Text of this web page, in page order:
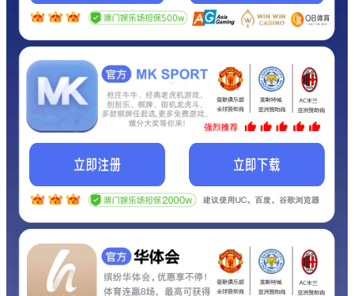
Hey Guys!
我们即将上线啦...
我们的网站正在建设.
它将是非常棒的网站.
联系我们!